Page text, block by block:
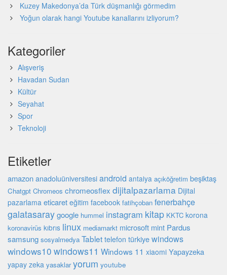
Kuzey Makedonya’da Türk düşmanlığı görmedim
Yoğun olarak hangi Youtube kanallarını izliyorum?
Kategoriler
Alışveriş
Havadan Sudan
Kültür
Seyahat
Spor
Teknoloji
Etiketler
amazon anadoluüniversitesi android antalya açıköğretim beşiktaş
Chatgpt Chromeos chromeosflex dijitalpazarlama Dijital
pazarlama eticaret eğitim facebook fatihçoban fenerbahçe
galatasaraygoogle hummel instagram kitap KKTC korona
koronavirüs kıbrıs linux mediamarkt microsoft mint Pardus
samsung sosyalmedya Tablet telefon türkiyewindows
windows10 windows11 Windows 11 xiaomi Yapayzeka
yapay zeka yasaklar yorum youtube